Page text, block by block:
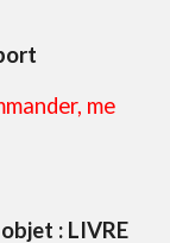
me
: LIVRE